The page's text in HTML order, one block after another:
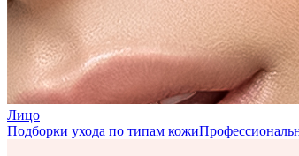
Лицо
Подборки ухода по типам кожи